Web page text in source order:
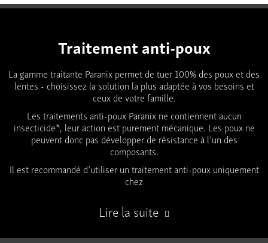
Traitement anti-poux
La gamme traitante Paranix permet de tuer 100% des poux et des
lentes - choisissez la solution la plus adaptée à vos besoins et
ceux de votre famille.
Les traitements anti-poux Paranix ne contiennent aucun
insecticide*, leur action est purement mécanique. Les poux ne
peuvent donc pas développer de résistance à l’un des
composants.
Il est recommandé d’utiliser un traitement anti-poux uniquement
chez
Lire la suite